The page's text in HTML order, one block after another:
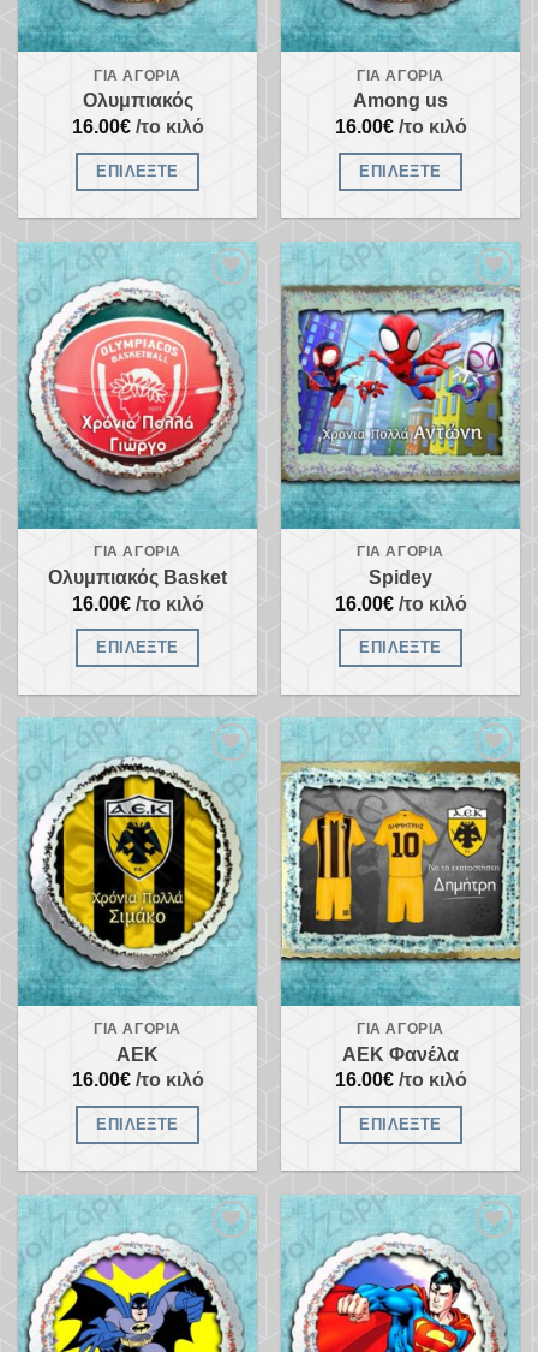
ΓΙΑ ΑΓΌΡΙΑ
Ολυμπιακός
16.00€/το κιλό
ΕΠΙΛΈΞΤΕ
ΓΙΑ ΑΓΌΡΙΑ
Among us
16.00€/το κιλό
ΕΠΙΛΈΞΤΕ
Προσθήκη
στα
αγαπημένα
ΓΙΑ ΑΓΌΡΙΑ
Ολυμπιακός Basket
16.00€/το κιλό
ΕΠΙΛΈΞΤΕ
Προσθήκη
στα
αγαπημένα
ΓΙΑ ΑΓΌΡΙΑ
Spidey
16.00€/το κιλό
ΕΠΙΛΈΞΤΕ
Προσθήκη
στα
αγαπημένα
ΓΙΑ ΑΓΌΡΙΑ
ΑΕΚ
16.00€/το κιλό
ΕΠΙΛΈΞΤΕ
Προσθήκη
στα
αγαπημένα
ΓΙΑ ΑΓΌΡΙΑ
AEK Φανέλα
16.00€/το κιλό
ΕΠΙΛΈΞΤΕ
Προσθήκη
στα
αγαπημένα
Προσθήκη
στα
αγαπημένα